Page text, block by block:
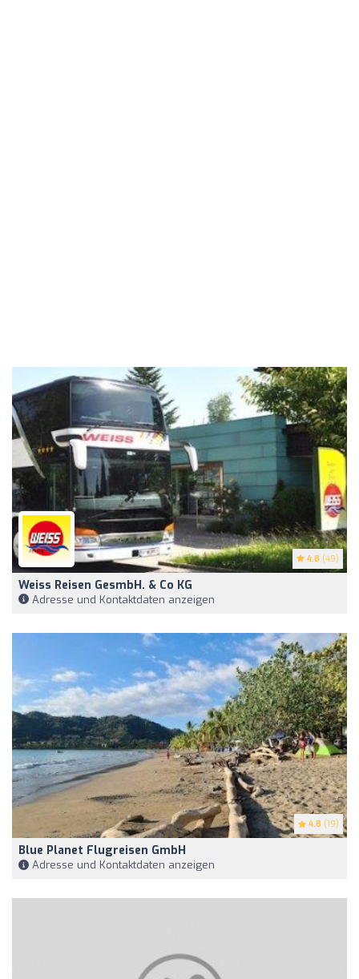
4.8 (49)
Weiss Reisen GesmbH. & Co KG
Adresse und Kontaktdaten anzeigen
4.8 (19)
Blue Planet Flugreisen GmbH
Adresse und Kontaktdaten anzeigen